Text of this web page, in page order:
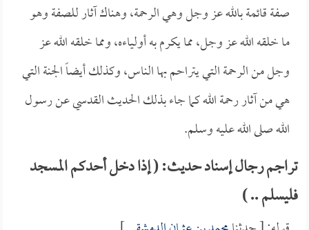
صفة قائمة بالله عز وجل وهي الرحمة، وهناك آثار للصفة وهو
ما خلقه الله عز وجل، مما يكرم به أولياءه، ومما خلقه الله عز
وجل من الرحمة التي يتراحم بها الناس، وكذلك أيضاً الجنة التي
هي من آثار رحمة الله كما جاء بذلك الحديث القدسي عن رسول
الله صلى الله عليه وسلم.
تراجم رجال إسناد حديث: ( إذا دخل أحدكم المسجد
فليسلم .. )